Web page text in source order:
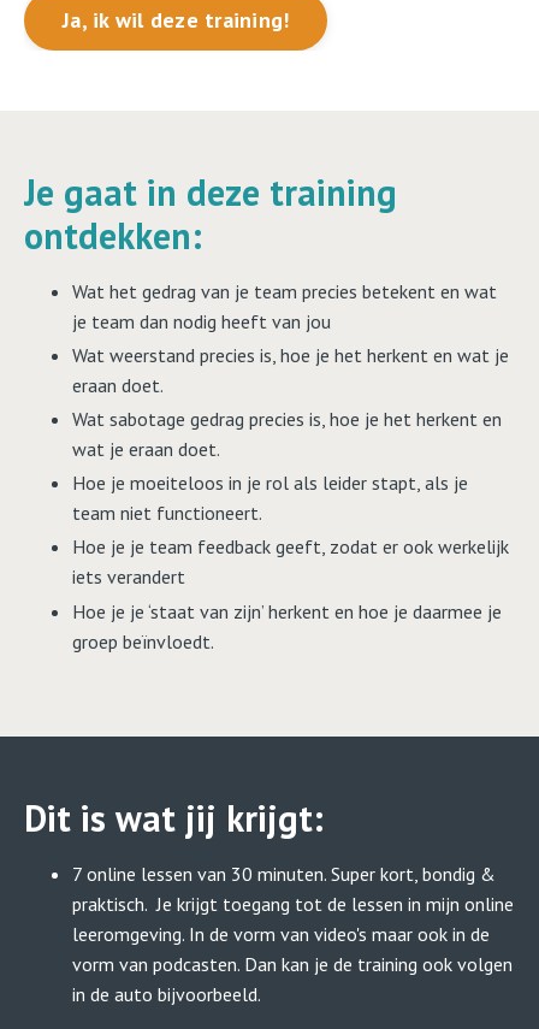
Ja, ik wil deze training!
Je gaat in deze training
ontdekken:
Wat het gedrag van je team precies betekent en wat
je team dan nodig heeft van jou
Wat weerstand precies is, hoe je het herkent en wat je
eraan doet.
Wat sabotage gedrag precies is, hoe je het herkent en
wat je eraan doet.
Hoe je moeiteloos in je rol als leider stapt, als je
team niet functioneert.
Hoe je je team feedback geeft, zodat er ook werkelijk
iets verandert
Hoe je je ‘staat van zijn’ herkent en hoe je daarmee je
groep beïnvloedt.
Dit is wat jij krijgt:
7 online lessen van 30 minuten. Super kort, bondig &
praktisch. Je krijgt toegang tot de lessen in mijn online
leeromgeving. In de vorm van video's maar ook in de
vorm van podcasten. Dan kan je de training ook volgen
in de auto bijvoorbeeld.